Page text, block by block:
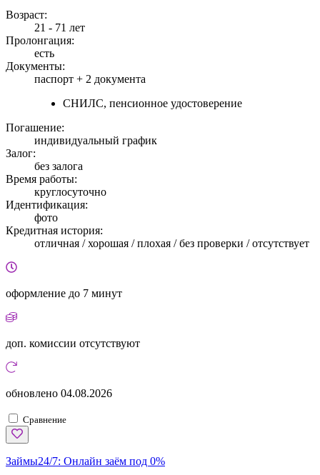
Возраст:
21 - 71 лет
Пролонгация:
есть
Документы:
паспорт + 2 документа
СНИЛС, пенсионное удостоверение
Погашение:
индивидуальный график
Залог:
без залога
Время работы:
круглосуточно
Идентификация:
фото
Кредитная история:
отличная / хорошая / плохая / без проверки / отсутствует
оформление до 7 минут
доп. комиссии отсутствуют
обновлено 04.08.2026
Сравнение
Займы24/7: Онлайн заём под 0%